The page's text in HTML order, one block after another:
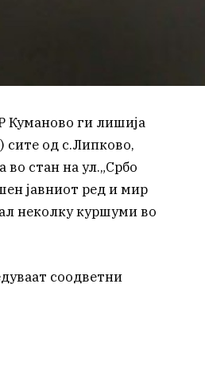
Куманово ги лишија
од с.Липково,
стан на ул.„Србо
јавниот ред и мир
неколку куршуми во
соодветни